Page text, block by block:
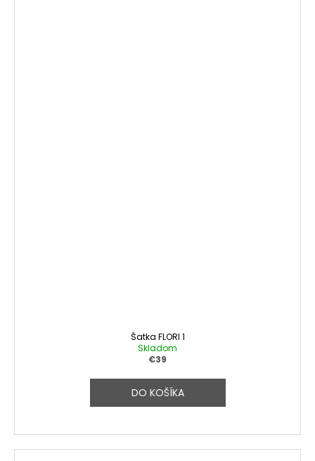
Šatka FLORI 1
Skladom
€39
DO KOŠÍKA